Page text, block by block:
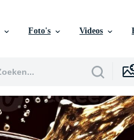
Foto's Videos